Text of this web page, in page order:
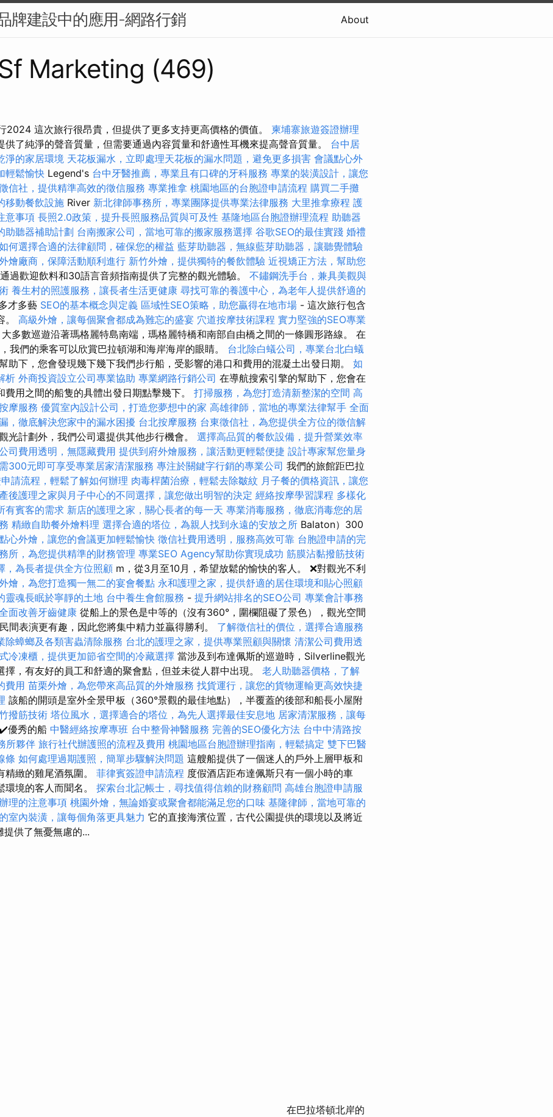
牌建設中的應用-網路行銷 About
Marketing (469)
2024 這次旅行很昂貴，但提供了更多支持更高價格的價值。 柬埔寨旅遊簽證辦理
供了純淨的聲音質量，但需要通過內容質量和舒適性耳機來提高聲音質量。 台中居
淨的家居環境 天花板漏水，立即處理天花板的漏水問題，避免更多損害 會議點心外
輕鬆愉快 Legend's 台中牙醫推薦，專業且有口碑的牙科服務 專業的裝潢設計，讓您
信社，提供精準高效的徵信服務 專業推拿 桃園地區的台胞證申請流程 購買二手攤
移動餐飲設施 River 新北律師事務所，專業團隊提供專業法律服務 大里推拿療程 護
意事項 長照2.0政策，提升長照服務品質與可及性 基隆地區台胞證辦理流程 助聽器
助聽器補助計劃 台南搬家公司，當地可靠的搬家服務選擇 谷歌SEO的最佳實踐 婚禮
何選擇合適的法律顧問，確保您的權益 藍芽助聽器，無線藍芽助聽器，讓聽覺體驗
燴廠商，保障活動順利進行 新竹外燴，提供獨特的餐飲體驗 近視矯正方法，幫助您
過歡迎飲料和30語言音頻指南提供了完整的觀光體驗。 不鏽鋼洗手台，兼具美觀與
養生村的照護服務，讓長者生活更健康 尋找可靠的養護中心，為老年人提供舒適的
才多藝 SEO的基本概念與定義 區域性SEO策略，助您贏得在地市場 - 這次旅行包含
。 高級外燴，讓每個聚會都成為難忘的盛宴 穴道按摩技術課程 實力堅強的SEO專業
大多數巡遊沿著瑪格麗特島南端，瑪格麗特橋和南部自由橋之間的一條圓形路線。 在
我們的乘客可以欣賞巴拉頓湖和海岸海岸的眼睛。 台北除白蟻公司，專業台北白蟻
助下，您會發現幾下幾下我們步行船，受影響的港口和費用的混凝土出發日期。 如
析 外商投資設立公司專業協助 專業網路行銷公司 在導航搜索引擎的幫助下，您會在
費用之間的船隻的具體出發日期點擊幾下。 打掃服務，為您打造清新整潔的空間 高
摩服務 優質室內設計公司，打造您夢想中的家 高雄律師，當地的專業法律幫手 全面
，徹底解決您家中的漏水困擾 台北按摩服務 台東徵信社，為您提供全方位的徵信解
光計劃外，我們公司還提供其他步行機會。 選擇高品質的餐飲設備，提升營業效率
司費用透明，無隱藏費用 提供到府外燴服務，讓活動更輕鬆便捷 設計專家幫您量身
300元即可享受專業居家清潔服務 專注於關鍵字行銷的專業公司 我們的旅館距巴拉
請流程，輕鬆了解如何辦理 肉毒桿菌治療，輕鬆去除皺紋 月子餐的價格資訊，讓您
後護理之家與月子中心的不同選擇，讓您做出明智的決定 經絡按摩學習課程 多樣化
有賓客的需求 新店的護理之家，關心長者的每一天 專業消毒服務，徹底消毒您的居
精緻自助餐外燴料理 選擇合適的塔位，為親人找到永遠的安放之所 Balaton）300
心外燴，讓您的會議更加輕鬆愉快 徵信社費用透明，服務高效可靠 台胞證申請的完
所，為您提供精準的財務管理 專業SEO Agency幫助你實現成功 筋膜沾黏撥筋技術
，為長者提供全方位照顧 m，從3月至10月，希望放鬆的愉快的客人。 ❌對觀光不利
燴，為您打造獨一無二的宴會餐點 永和護理之家，提供舒適的居住環境和貼心照顧
靈魂長眠於寧靜的土地 台中養生會館服務 - 提升網站排名的SEO公司 專業會計事務
面改善牙齒健康 從船上的景色是中等的（沒有360°，圍欄阻礙了景色），觀光空間
間表演更有趣，因此您將集中精力並贏得勝利。 了解徵信社的價位，選擇合適服務
除蟑螂及各類害蟲清除服務 台北的護理之家，提供專業照顧與關懷 清潔公司費用透
冷凍櫃，提供更加節省空間的冷藏選擇 當涉及到布達佩斯的巡遊時，Silverline觀光
擇，有友好的員工和舒適的聚會點，但並未從人群中出現。 老人助聽器價格，了解
費用 苗栗外燴，為您帶來高品質的外燴服務 找貨運行，讓您的貨物運輸更高效快捷
該船的開頭是室外全景甲板（360°景觀的最佳地點），半覆蓋的後部和船長小屋附
撥筋技術 塔位風水，選擇適合的塔位，為先人選擇最佳安息地 居家清潔服務，讓每
優秀的船 中醫經絡按摩專班 台中整骨神醫服務 完善的SEO優化方法 台中中清路按
所夥伴 旅行社代辦護照的流程及費用 桃園地區台胞證辦理指南，輕鬆搞定 雙下巴醫
條 如何處理過期護照，簡單步驟解決問題 這艘船提供了一個迷人的戶外上層甲板和
精緻的雞尾酒氛圍。 菲律賓簽證申請流程 度假酒店距布達佩斯只有一個小時的車
境的客人而聞名。 探索台北記帳士，尋找值得信賴的財務顧問 高雄台胞證申請服
理的注意事項 桃園外燴，無論婚宴或聚會都能滿足您的口味 基隆律師，當地可靠的
室內裝潢，讓每個角落更具魅力 它的直接海濱位置，古代公園提供的環境以及將近
供了無憂無慮的...
在巴拉塔頓北岸的